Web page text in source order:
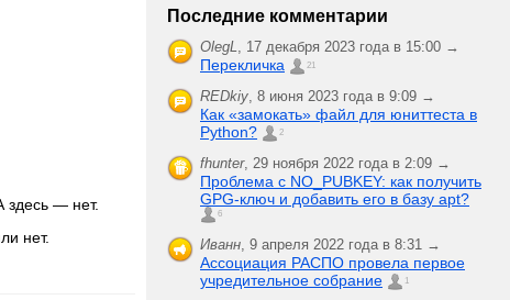
здесь — нет.
нет.
Последние комментарии
OlegL, 17 декабря 2023 года в 15:00 →
Перекличка 21
REDkiy, 8 июня 2023 года в 9:09 →
Как «замокать» файл для юниттеста в
Python?
2
fhunter, 29 ноября 2022 года в 2:09 →
Проблема с NO_PUBKEY: как получить
GPG-ключ и добавить его в базу apt?
6
Иванн, 9 апреля 2022 года в 8:31 →
Ассоциация РАСПО провела первое
учредительное собрание
1